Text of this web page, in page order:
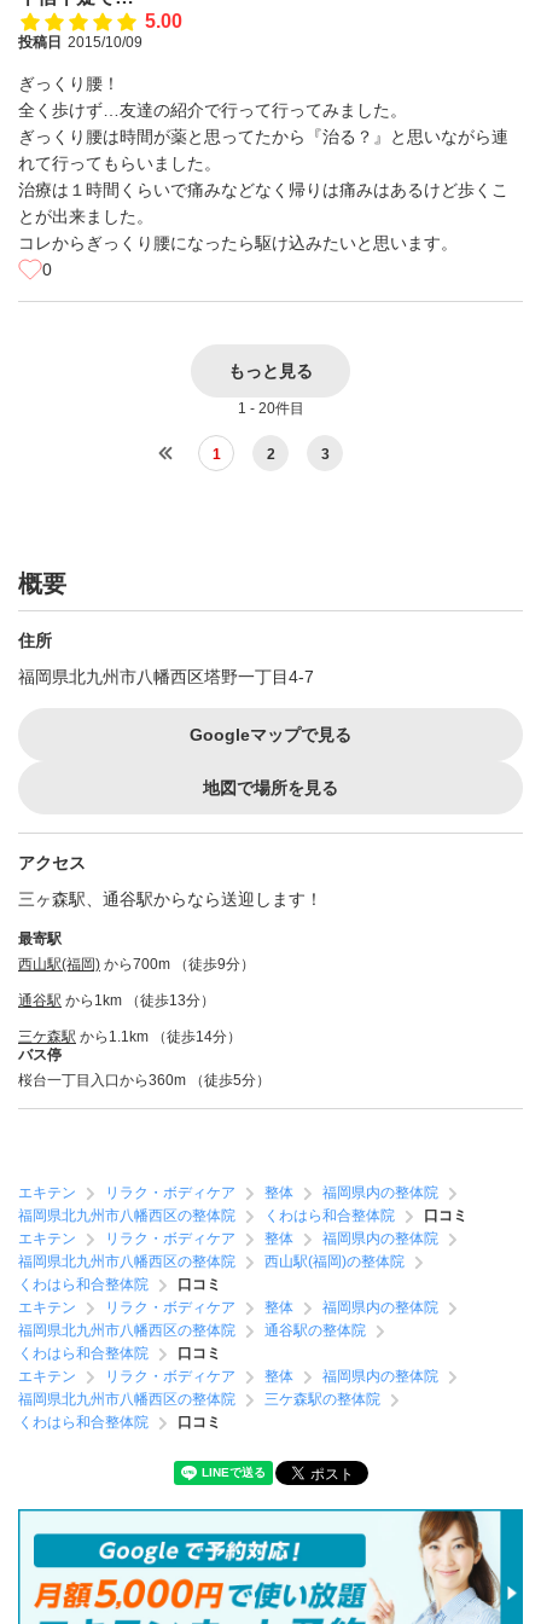
5.00
投稿日 2015/10/09
ぎっくり腰！
全く歩けず…友達の紹介で行って行ってみました。
ぎっくり腰は時間が薬と思ってたから『治る？』と思いながら連
れて行ってもらいました。
治療は１時間くらいで痛みなどなく帰りは痛みはあるけど歩くこ
とが出来ました。
コレからぎっくり腰になったら駆け込みたいと思います。
0
もっと見る
1 - 20件目
1 2 3
概要
住所
福岡県北九州市八幡西区塔野一丁目4-7
Googleマップで見る
地図で場所を見る
アクセス
三ヶ森駅、通谷駅からなら送迎します！
最寄駅
西山駅(福岡) から700m （徒歩9分）
通谷駅 から1km （徒歩13分）
三ケ森駅 から1.1km （徒歩14分）
バス停
桜台一丁目入口から360m （徒歩5分）
エキテン リラク・ボディケア 整体
福岡県内の整体院
福岡県北九州市八幡西区の整体院
くわはら和合整体院
口コミ
エキテン
リラク・ボディケア 整体
福岡県内の整体院
福岡県北九州市八幡西区の整体院
西山駅(福岡)の整体院
くわはら和合整体院
口コミ
エキテン
リラク・ボディケア 整体
福岡県内の整体院
福岡県北九州市八幡西区の整体院
通谷駅の整体院
くわはら和合整体院
口コミ
エキテン
リラク・ボディケア 整体
福岡県内の整体院
福岡県北九州市八幡西区の整体院
三ケ森駅の整体院
くわはら和合整体院
口コミ